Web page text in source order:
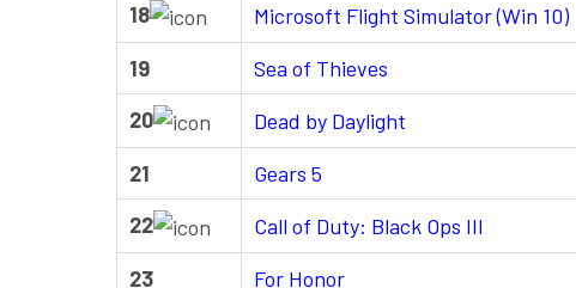
18
Microsoft Flight Simulator (Win 10)
19
Sea of Thieves
20
Dead by Daylight
21
Gears 5
22
Call of Duty: Black Ops III
23
For Honor